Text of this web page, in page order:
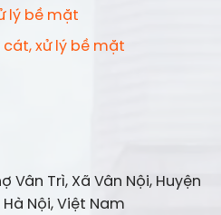
lý bề mặt
cát, xử lý bề mặt
Vân Trì, Xã Vân Nội, Huyện
Nội, Việt Nam